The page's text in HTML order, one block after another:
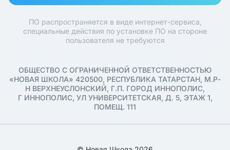
ПО распространяется в виде интернет-сервиса,
специальные действия по установке ПО на стороне
пользователя не требуются
ОБЩЕСТВО С ОГРАНИЧЕННОЙ ОТВЕТСТВЕННОСТЬЮ
«НОВАЯ ШКОЛА» 420500, РЕСПУБЛИКА ТАТАРСТАН, М.Р-
Н ВЕРХНЕУСЛОНСКИЙ, Г.П. ГОРОД ИННОПОЛИС,
Г ИННОПОЛИС, УЛ УНИВЕРСИТЕТСКАЯ, Д. 5, ЭТАЖ 1,
ПОМЕЩ. 111